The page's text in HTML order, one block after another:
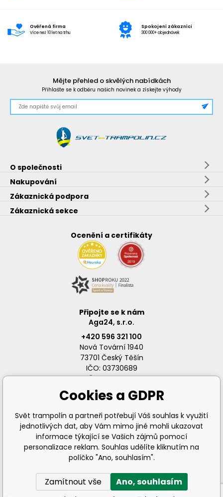
Ověřená firma
Více než 10 let na trhu
Spokojení zákazníci
300 000+ objednávek
Mějte přehled o skvělých nabídkách
Přihlašte se k odběru našich novinek a získejte výhody
O společnosti
Nakupování
Zákaznická podpora
Zákaznická sekce
Ocenění a certifikáty
Připojte se k nám
Aga24, s.r.o.
+420 596 321 100
Nová Tovární 1940
73701 Český Těšín
IČO: 03730689
DIČ: CZ03730689
info@svet-trampolin.cz
Cookies a GDPR
Svět trampolín a partneři potřebují Váš souhlas k využití
jednotlivých dat, aby Vám mimo jiné mohli ukazovat
informace týkající se Vašich zájmů pomocí
personalizace reklam. Souhlas udělíte kliknutím na
políčko "Ano, souhlasím".
Zamítnout vše Ano, souhlasím